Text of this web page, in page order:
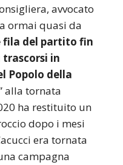
avvocato
ormai quasi da
fila del partito fin
in
Popolo della
alla tornata
ha restituito un
dopo i mesi
era tornata
campagna